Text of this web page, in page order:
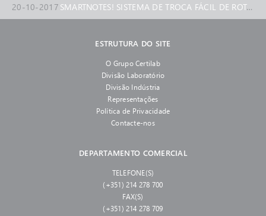
20-10-2017 SMARTNOTES! SISTEMA DE TROCA FÁCIL DE ROTORES AUTO-LOCK
ESTRUTURA DO SITE
O Grupo Certilab
Divisão Laboratório
Divisão Indústria
Representações
Política de Privacidade
Contacte-nos
DEPARTAMENTO COMERCIAL
TELEFONE(S)
(+351) 214 278 700
FAX(S)
(+351) 214 278 709